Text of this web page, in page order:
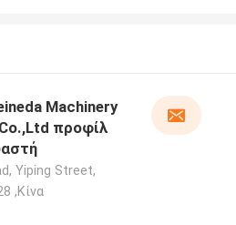
Machinery
προφίλ
Yiping Street,
,Κίνα